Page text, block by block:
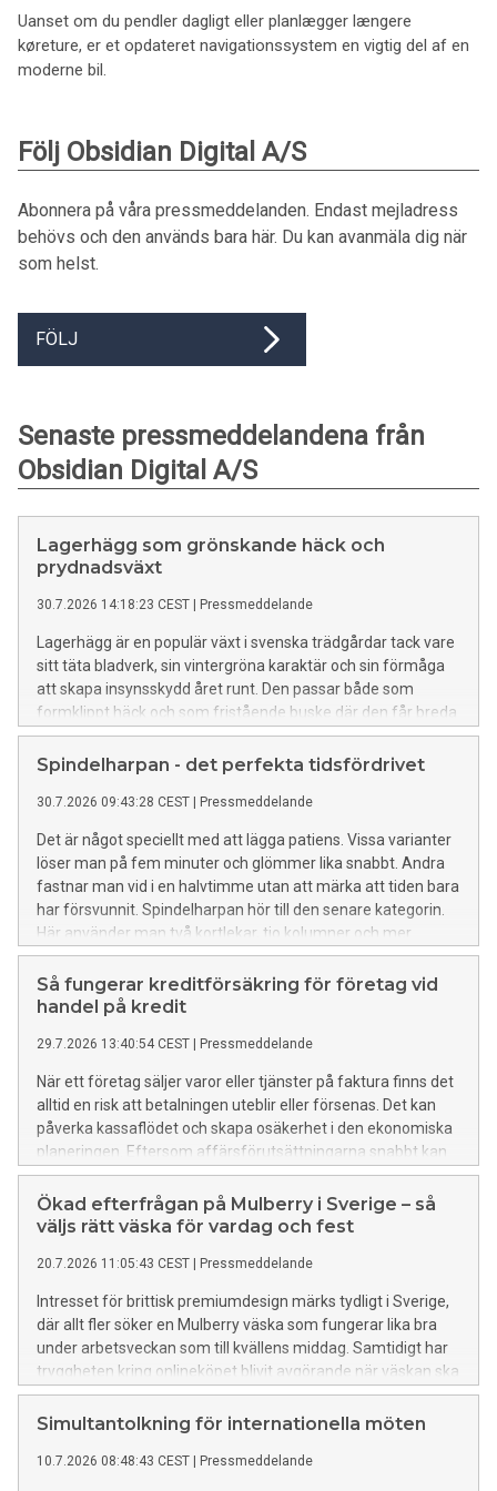
Uanset om du pendler dagligt eller planlægger længere
køreture, er et opdateret navigationssystem en vigtig del af en
moderne bil.
Följ Obsidian Digital A/S
Abonnera på våra pressmeddelanden. Endast mejladress
behövs och den används bara här. Du kan avanmäla dig när
som helst.
FÖLJ
Senaste pressmeddelandena från
Obsidian Digital A/S
Lagerhägg som grönskande häck och
prydnadsväxt
30.7.2026 14:18:23 CEST Pressmeddelande
Lagerhägg är en populär växt i svenska trädgårdar tack vare
sitt täta bladverk, sin vintergröna karaktär och sin förmåga
att skapa insynsskydd året runt. Den passar både som
formklippt häck och som fristående buske där den får breda
ut sig mer naturligt. Med rätt placering och skötsel kan
lagerhägg utvecklas till en kraftfull växt som ger trädgården
rätt plats för lagerhägg För att lagerhägg ska trivas är
placeringen viktig. Växten uppskattar en plats i sol till
halvskugga, men den bör gärna skyddas från starka vindar.
En alltför utsatt plats kan göra att bladen skadas under kalla
perioder. Jorden ska vara näringsrik, fuktighetshållande och
samtidigt väldränerad. Om marken är tung och lerig kan det
vara bra att förbättra jorden med kompost eller
fungerar bra som häck eftersom den växer tätt och snabbt
täcker stora ytor. Den är särskilt uppskattad i moderna
trädgårdar där många
Spindelharpan - det perfekta tidsfördrivet
30.7.2026 09:43:28 CEST Pressmeddelande
Det är något speciellt med att lägga patiens. Vissa varianter
löser man på fem minuter och glömmer lika snabbt. Andra
fastnar man vid i en halvtimme utan att märka att tiden bara
har försvunnit. Spindelharpan hör till den senare kategorin.
Här använder man två kortlekar, tio kolumner och mer
strategi än sin klassiska kusin. Spelet har blivit en av de mest
välkända patiensvarianterna.
Så fungerar kreditförsäkring för företag vid
handel på kredit
29.7.2026 13:40:54 CEST Pressmeddelande
När ett företag säljer varor eller tjänster på faktura finns det
alltid en risk att betalningen uteblir eller försenas. Det kan
påverka kassaflödet och skapa osäkerhet i den ekonomiska
planeringen. Eftersom affärsförutsättningarna snabbt kan
förändras är det avgörande att skydda likviditeten och
hantera kreditrisker på ett strukturerat sätt. Med en
anpassad lösning kan verksamheten fortsätta utvecklas
undersökning från 2025 uppgick förfallna fakturor till 33
procent av de svenska B2B-fakturorna, och 6 procent
uppgavs ha skrivits av som osäkra fordringar. Därför är
kreditförsäkring viktig för företag Att erbjuda kunderna
kredit innebär att företaget tar en risk kopplad till deras
betalningsförmåga. Även stabila kunder kan hamna i
betalningar och därmed påverka företagets ekonomi.
Antalet företagskonkurser i Sverige uppgick till 10.731 år
Ökad efterfrågan på Mulberry i Sverige – så
väljs rätt väska för vardag och fest
20.7.2026 11:05:43 CEST Pressmeddelande
Intresset för brittisk premiumdesign märks tydligt i Sverige,
där allt fler söker en Mulberry väska som fungerar lika bra
under arbetsveckan som till kvällens middag. Samtidigt har
tryggheten kring onlineköpet blivit avgörande när väskan ska
hålla länge och vara äkta.
Simultantolkning för internationella möten
10.7.2026 08:48:43 CEST Pressmeddelande